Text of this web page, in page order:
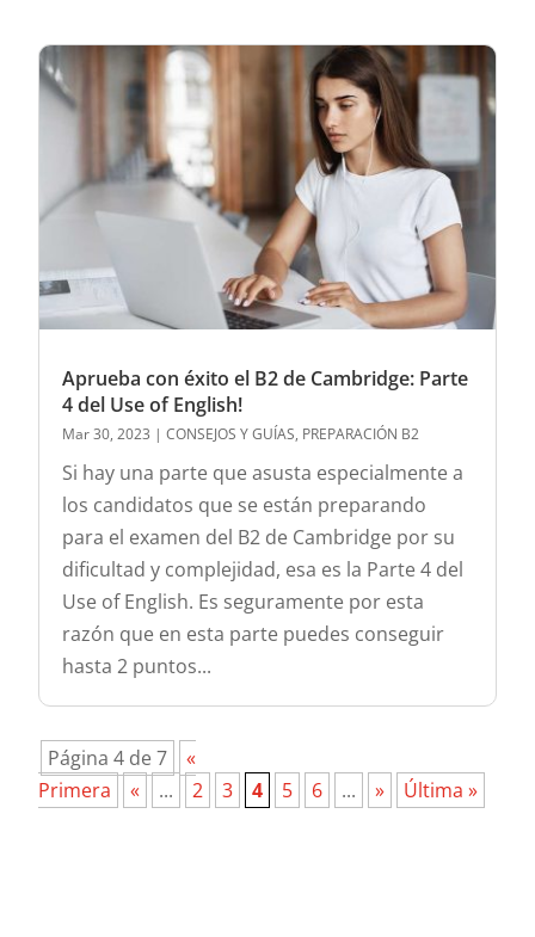
Aprueba con éxito el B2 de Cambridge: Parte
4 del Use of English!
Mar 30, 2023 |CONSEJOS Y GUÍAS, PREPARACIÓN B2
Si hay una parte que asusta especialmente a
los candidatos que se están preparando
para el examen del B2 de Cambridge por su
dificultad y complejidad, esa es la Parte 4 del
Use of English. Es seguramente por esta
razón que en esta parte puedes conseguir
hasta 2 puntos...
Página 4 de 7
«
Primera
« ... 2 3 4 5 6 ... » Última »